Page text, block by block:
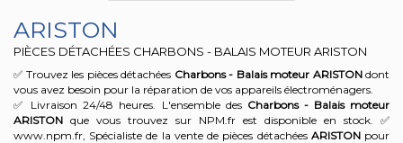
ARISTON
PIÈCES DÉTACHÉES CHARBONS - BALAIS MOTEUR ARISTON
✅ Trouvez les pièces détachées Charbons - Balais moteur ARISTONdont
vous avez besoin pour la réparation de vos appareils électroménagers.
✅ Livraison 24/48 heures. L'ensemble des Charbons - Balais moteur
ARISTON que vous trouvez sur NPM.fr est disponible en stock. ✅
www.npm.fr, Spécialiste de la vente de pièces détachées ARISTONpour